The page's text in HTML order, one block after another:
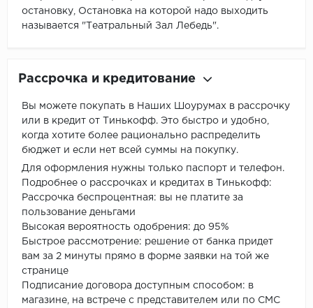
остановку, Остановка на которой надо выходить
называется "Театральный Зал Лебедь".
Рассрочка и кредитование
Вы можете покупать в Наших Шоурумах в рассрочку
или в кредит от Тинькофф. Это быстро и удобно,
когда хотите более рационально распределить
бюджет и если нет всей суммы на покупку.
Для оформления нужны только паспорт и телефон.
Подробнее о рассрочках и кредитах в Тинькофф:
Рассрочка беспроцентная: вы не платите за
пользование деньгами
Высокая вероятность одобрения: до 95%
Быстрое рассмотрение: решение от банка придет
вам за 2 минуты прямо в форме заявки на той же
странице
Подписание договора доступным способом: в
магазине, на встрече с представителем или по СМС